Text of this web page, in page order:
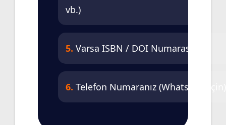
vb.)
5. Varsa ISBN / DOI Numarası
6. Telefon Numaranız (WhatsApp için)